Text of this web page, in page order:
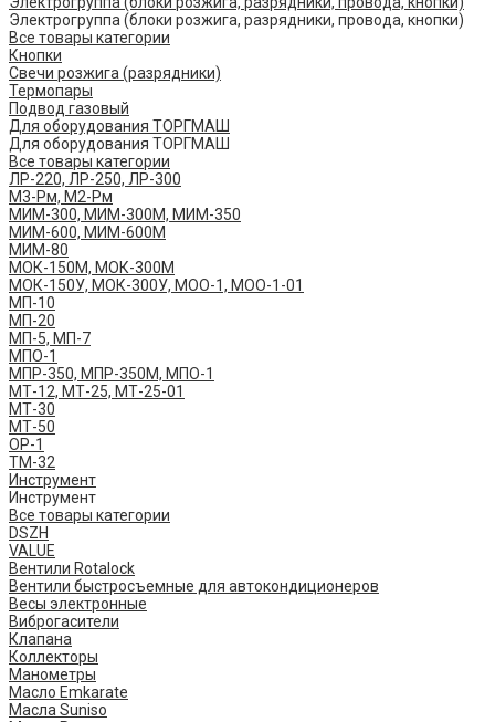
Электрогруппа (блоки розжига, разрядники, провода, кнопки)
Все товары категории
Кнопки
Свечи розжига (разрядники)
Термопары
Подвод газовый
Для оборудования ТОРГМАШ
Для оборудования ТОРГМАШ
Все товары категории
ЛР-220, ЛР-250, ЛР-300
М3-Рм, М2-Рм
МИМ-300, МИМ-300М, МИМ-350
МИМ-600, МИМ-600М
МИМ-80
МОК-150М, МОК-300М
МОК-150У, МОК-300У, МОО-1, МОО-1-01
МП-10
МП-20
МП-5, МП-7
МПО-1
МПР-350, МПР-350М, МПО-1
МТ-12, МТ-25, МТ-25-01
МТ-30
МТ-50
ОР-1
ТМ-32
Инструмент
Инструмент
Все товары категории
DSZH
VALUE
Вентили Rotalock
Вентили быстросъемные для автокондиционеров
Весы электронные
Виброгасители
Клапана
Коллекторы
Манометры
Масло Emkarate
Масла Suniso